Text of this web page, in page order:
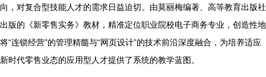
向，对复合型技能人才的需求日益迫切。由莫丽梅编著、高等教育出版社
出版的《新零售实务》教材，精准定位职业院校电子商务专业，创造性地
将“连锁经营”的管理精髓与“网页设计”的技术前沿深度融合，为培养适应
新时代零售业态的应用型人才提供了系统的教学蓝图。